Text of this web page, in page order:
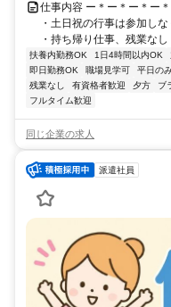
仕事内容 ー＊ー＊ー＊ー
・土日祝の行事は参加し
・持ち帰り仕事、残業な
扶養内勤務OK 1日4時間以内OK
即日勤務OK
職場見学可 平日の
残業なし
有資格者歓迎 夕方 ブ
フルタイム歓迎
同じ企業の求人
派遣社員